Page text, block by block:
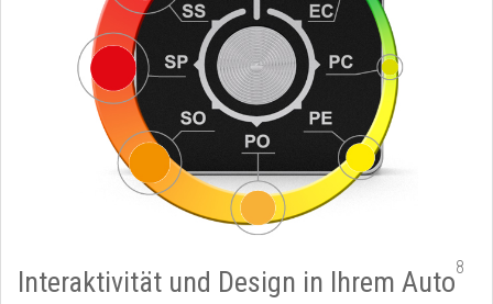
Interaktivität und Design in Ihrem Auto8